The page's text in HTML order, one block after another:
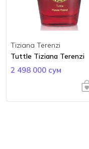
Tiziana Terenzi
Tuttle Tiziana Terenzi
2 498 000 сум